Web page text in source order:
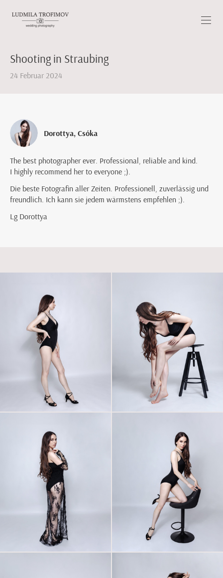
Shooting in Straubing
24 Februar 2024
Dorottya, Csóka
The best photographer ever. Professional, reliable and kind.
I highly recommend her to everyone ;).
Die beste Fotografin aller Zeiten. Professionell, zuverlässig und
freundlich. Ich kann sie jedem wärmstens empfehlen ;).
Lg Dorottya